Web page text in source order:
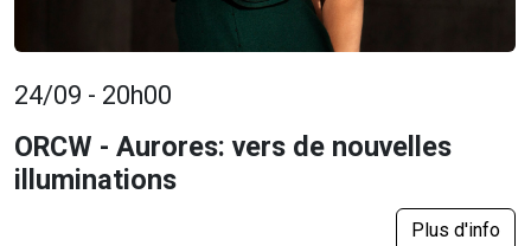
24/09 - 20h00
ORCW - Aurores: vers de nouvelles
illuminations
Plus d'info